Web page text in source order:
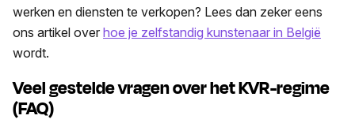
werken en diensten te verkopen? Lees dan zeker eens
ons artikel over hoe je zelfstandig kunstenaar in België
wordt.
Veel gestelde vragen over het KVR-regime
(FAQ)